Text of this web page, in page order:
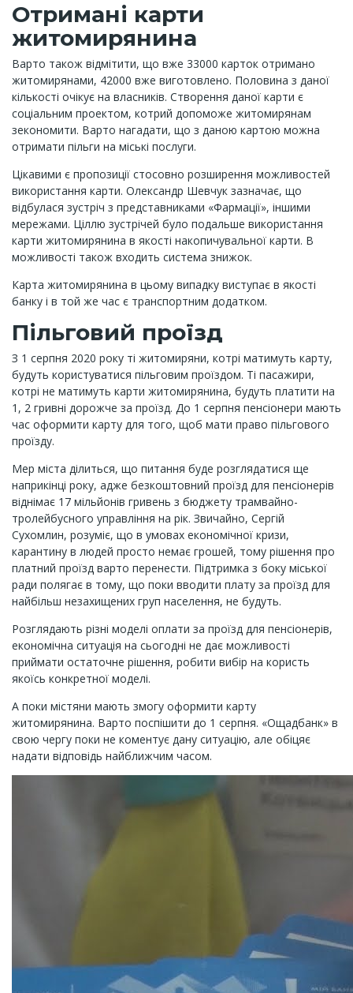
Отримані карти
житомирянина
Варто також відмітити, що вже 33000 карток отримано
житомирянами, 42000 вже виготовлено. Половина з даної
кількості очікує на власників. Створення даної карти є
соціальним проектом, котрий допоможе житомирянам
зекономити. Варто нагадати, що з даною картою можна
отримати пільги на міські послуги.
Цікавими є пропозиції стосовно розширення можливостей
використання карти. Олександр Шевчук зазначає, що
відбулася зустріч з представниками «Фармації», іншими
мережами. Ціллю зустрічей було подальше використання
карти житомирянина в якості накопичувальної карти. В
можливості також входить система знижок.
Карта житомирянина в цьому випадку виступає в якості
банку і в той же час є транспортним додатком.
Пільговий проїзд
З 1 серпня 2020 року ті житомиряни, котрі матимуть карту,
будуть користуватися пільговим проїздом. Ті пасажири,
котрі не матимуть карти житомирянина, будуть платити на
1, 2 гривні дорожче за проїзд. До 1 серпня пенсіонери мають
час оформити карту для того, щоб мати право пільгового
проїзду.
Мер міста ділиться, що питання буде розглядатися ще
наприкінці року, адже безкоштовний проїзд для пенсіонерів
віднімає 17 мільйонів гривень з бюджету трамвайно-
тролейбусного управління на рік. Звичайно, Сергій
Сухомлин, розуміє, що в умовах економічної кризи,
карантину в людей просто немає грошей, тому рішення про
платний проїзд варто перенести. Підтримка з боку міської
ради полягає в тому, що поки вводити плату за проїзд для
найбільш незахищених груп населення, не будуть.
Розглядають різні моделі оплати за проїзд для пенсіонерів,
економічна ситуація на сьогодні не дає можливості
приймати остаточне рішення, робити вибір на користь
якоїсь конкретної моделі.
А поки містяни мають змогу оформити карту
житомирянина. Варто поспішити до 1 серпня. «Ощадбанк» в
свою чергу поки не коментує дану ситуацію, але обіцяє
надати відповідь найближчим часом.